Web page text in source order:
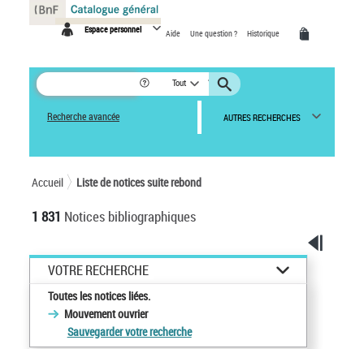
Espace personnel Aide Une question ? Historique
Tout
Recherche avancée AUTRES RECHERCHES
Accueil Liste de notices suite rebond
1 831 Notices bibliographiques
VOTRE RECHERCHE
Toutes les notices liées.
Mouvement ouvrier
Sauvegarder votre recherche
Panneau de gestion des cookies